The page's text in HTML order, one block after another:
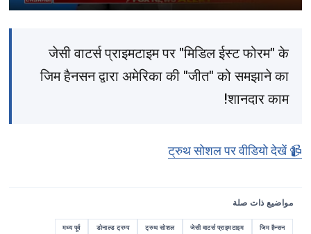
जेसी वाटर्स प्राइमटाइम पर "मिडिल ईस्ट फोरम" के
जिम हैनसन द्वारा अमेरिका की "जीत" को समझाने का
शानदार काम!
📹 ट्रुथ सोशल पर वीडियो देखें
مواضيع ذات صلة
जिम हैन्सन
जेसी वाटर्स प्राइमटाइम
ट्रुथ सोशल
डोनाल्ड ट्रम्प
मध्य पूर्व